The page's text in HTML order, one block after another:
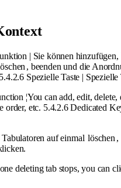
| Sie können hinzufügen,
, beenden und die
Spezielle Taste | Spezielle
¦You can add, edit, delete,
order, etc. 5.4.2.6 Dedicated
Tabulatoren auf einmal löschen ,
deleting tab stops, you can